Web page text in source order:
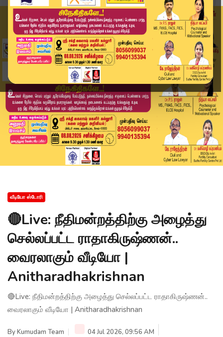
வீடியோ ஸ்டோரி
🔴Live: நீதிமன்றத்திற்கு அழைத்து
செல்லப்பட்ட ராதாகிருஷ்ணன்..
வைரலாகும் வீடியோ |
Anitharadhakrishnan
🔴Live: நீதிமன்றத்திற்கு அழைத்து செல்லப்பட்ட ராதாகிருஷ்ணன்..
வைரலாகும் வீடியோ | Anitharadhakrishnan
ByKumudam Team
04 Jul 2026, 09:56 AM